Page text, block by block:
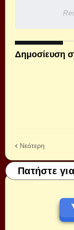
Δημοσίευση
Νεότερη
Πατήστε